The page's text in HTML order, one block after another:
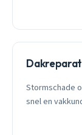
Stormschade
snel en